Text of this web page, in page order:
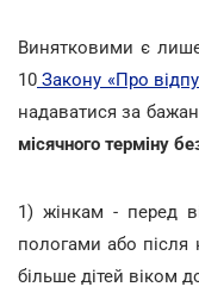
Винятковими є лише
10 Закону «Про
надаватися за
місячного терміну
1) жінкам - перед
пологами або після
більше дітей віком